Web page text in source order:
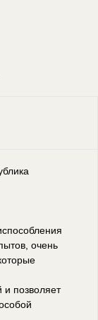
очень
и позволяет